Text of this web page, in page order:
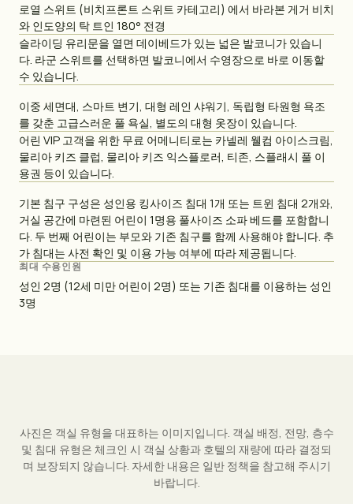
로열 스위트 (비치프론트 스위트 카테고리) 에서 바라본 게거 비치
와 인도양의 탁 트인 180° 전경
슬라이딩 유리문을 열면 데이베드가 있는 넓은 발코니가 있습니
다. 라군 스위트를 선택하면 발코니에서 수영장으로 바로 이동할
수 있습니다.
이중 세면대, 스마트 변기, 대형 레인 샤워기, 독립형 타원형 욕조
를 갖춘 고급스러운 풀 욕실, 별도의 대형 옷장이 있습니다.
어린 VIP 고객을 위한 무료 어메니티로는 카넬레 웰컴 아이스크림,
물리아 키즈 클럽, 물리아 키즈 익스플로러, 티존, 스플래시 풀 이
용권 등이 있습니다.
기본 침구 구성은 성인용 킹사이즈 침대 1개 또는 트윈 침대 2개와,
거실 공간에 마련된 어린이 1명용 풀사이즈 소파 베드를 포함합니
다. 두 번째 어린이는 부모와 기존 침구를 함께 사용해야 합니다. 추
가 침대는 사전 확인 및 이용 가능 여부에 따라 제공됩니다.
최대 수용인원
성인 2명 (12세 미만 어린이 2명) 또는 기존 침대를 이용하는 성인
3명
사진은 객실 유형을 대표하는 이미지입니다. 객실 배정, 전망, 층수
및 침대 유형은 체크인 시 객실 상황과 호텔의 재량에 따라 결정되
며 보장되지 않습니다. 자세한 내용은 일반 정책을 참고해 주시기
바랍니다.